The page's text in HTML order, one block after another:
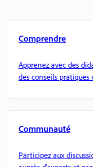
Comprendre
Apprenez avec des
des conseils
Communauté
Participez aux